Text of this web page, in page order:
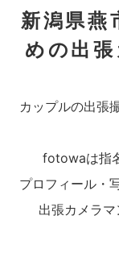
新潟県燕
めの出
カップルの出張
fotowaは指
プロフィール・
出張カメラマ